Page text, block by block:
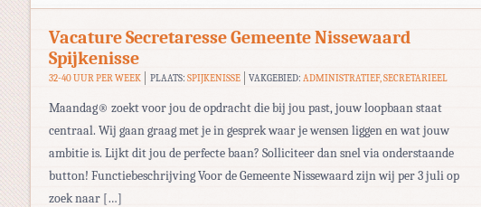
Vacature Secretaresse Gemeente Nissewaard
Spijkenisse
32-40 UUR PER WEEK PLAATS: SPIJKENISSE VAKGEBIED:ADMINISTRATIEF, SECRETARIEEL
Maandag® zoekt voor jou de opdracht die bij jou past, jouw loopbaan staat
centraal. Wij gaan graag met je in gesprek waar je wensen liggen en wat jouw
ambitie is. Lijkt dit jou de perfecte baan? Solliciteer dan snel via onderstaande
button! Functiebeschrijving Voor de Gemeente Nissewaard zijn wij per 3 juli op
zoek naar […]